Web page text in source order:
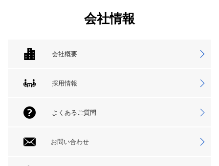
会社情報
会社概要
採用情報
よくあるご質問
お問い合わせ